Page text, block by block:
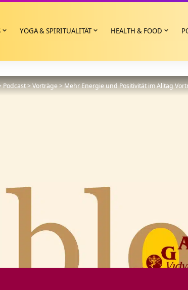
YOGA & SPIRITUALITÄT HEALTH & FOOD
Podcast>Vorträge>Mehr Energie und Positivität im Alltag